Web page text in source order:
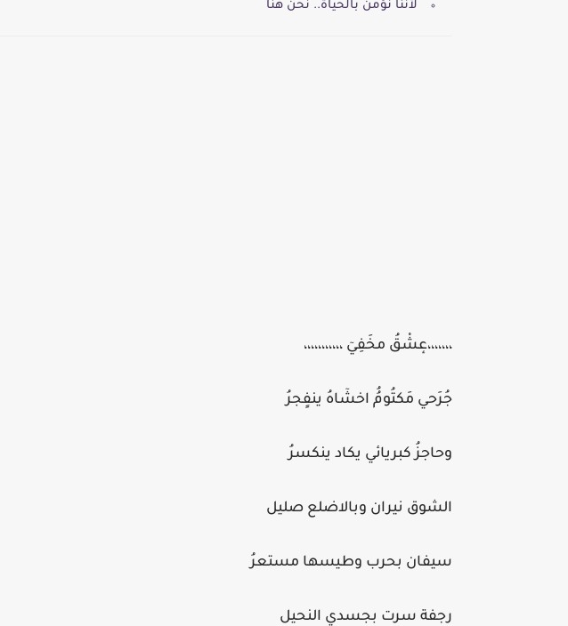
لأننا نؤمن بالحياة.. نحن هنا
،،،،،،،عٕشْقُ مخَفِيٓ ،،،،،،،،،،،
جُرَحي مَكتُومُُ اخشٓاهُ ينفٍجرُ
وحاجزُ كبريائي يكاد ينكسرُ
الشوق نيران وبالاضلع صليل
سيفان بحرب وطيسها مستعرُ
رجفة سرت بجسدي النحيل